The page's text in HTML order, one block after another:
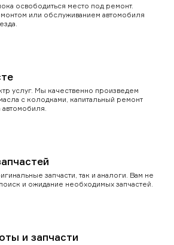
освободиться место под ремонт.
или обслуживанием автомобиля
услуг. Мы качественно произведем
с колодками, капитальный ремонт
запчасти, так и аналоги. Вам не
и ожидание необходимых запчастей.
и запчасти